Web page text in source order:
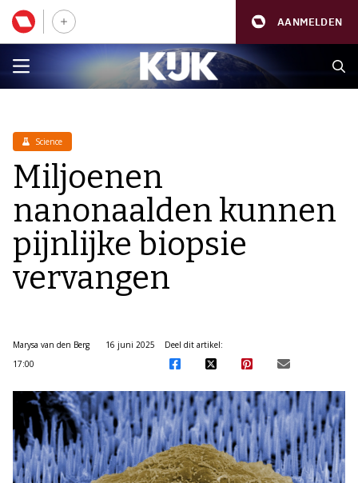
AANMELDEN
Science
Miljoenen
nanonaalden kunnen
pijnlijke biopsie
vervangen
Marysa van den Berg
16 juni 2025
17:00
Deel dit artikel: